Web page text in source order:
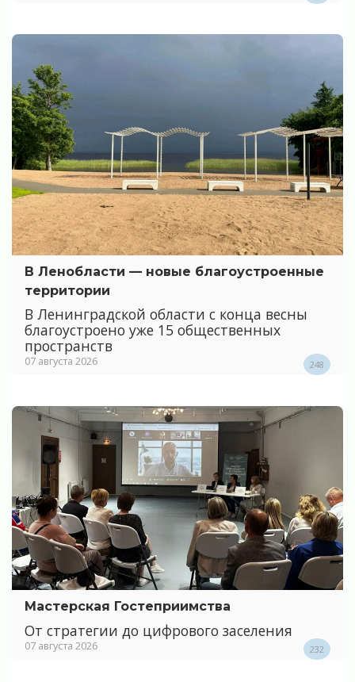
В Ленобласти — новые благоустроенные
территории
В Ленинградской области с конца весны
благоустроено уже 15 общественных
пространств
07 августа 2026 248
Мастерская Гостеприимства
От стратегии до цифрового заселения
07 августа 2026 232